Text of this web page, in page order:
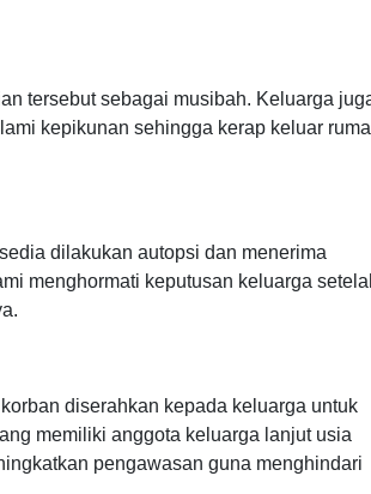
tidak menemukan tanda-tanda
tersebut sebagai musibah. Keluarga juga
dilakukan autopsi dan menerima
diserahkan kepada keluarga untuk